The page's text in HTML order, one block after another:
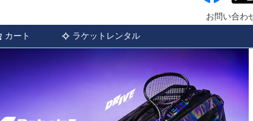
お問い合わ
カート ラケットレンタル